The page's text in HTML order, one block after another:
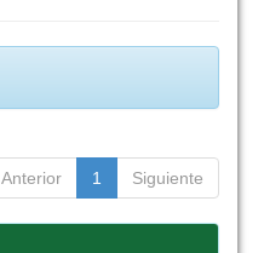
Anterior 1 Siguiente